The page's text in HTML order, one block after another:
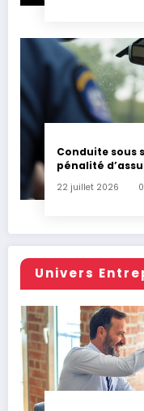
Conduite sous
pénalité
22 juillet 2026
Univers